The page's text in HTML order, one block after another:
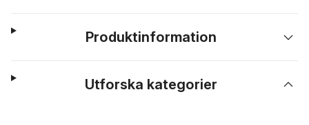
Produktinformation
Utforska kategorier